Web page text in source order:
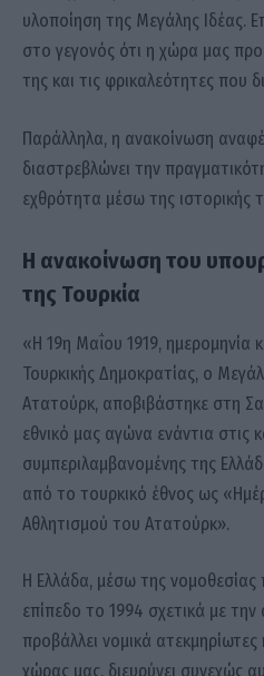
υλοποίηση της Μεγάλης Ιδέας.
στο γεγονός ότι η χώρα μας
της και τις φρικαλεότητες που
Παράλληλα, η ανακοίνωση
διαστρεβλώνει την
εχθρότητα μέσω της ιστορικής
Η ανακοίνωση του
της Τουρκία
«Η 19η Μαΐου 1919, ημερομηνία
Τουρκικής Δημοκρατίας, ο
Ατατούρκ, αποβιβάστηκε στη
εθνικό μας αγώνα ενάντια στις
συμπεριλαμβανομένης της
από το τουρκικό έθνος ως
Αθλητισμού του Ατατούρκ».
Η Ελλάδα, μέσω της νομοθεσίας
επίπεδο το 1994 σχετικά με
προβάλλει νομικά
χώρας μας, διευρύνει συνεχώς